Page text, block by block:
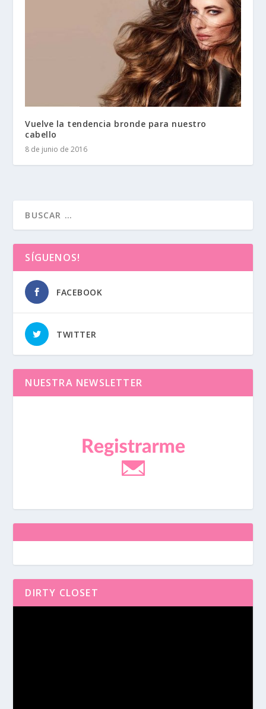
Vuelve la tendencia bronde para nuestro
cabello
8 de junio de 2016
SÍGUENOS!
FACEBOOK
TWITTER
NUESTRA NEWSLETTER
DIRTY CLOSET